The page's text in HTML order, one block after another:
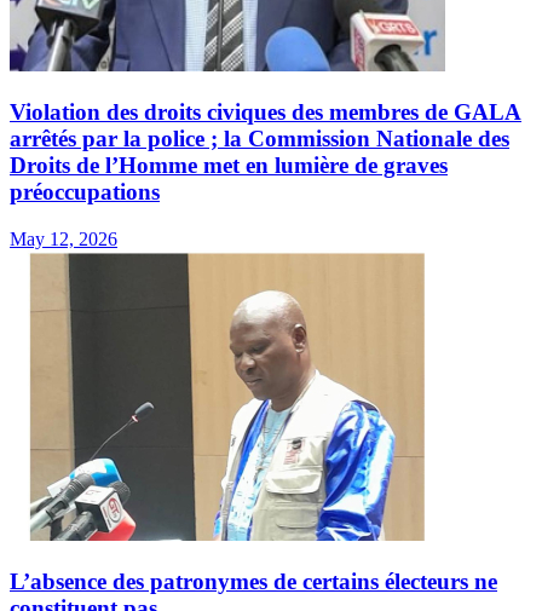
Violation des droits civiques des membres de GALA
arrêtés par la police ; la Commission Nationale des
Droits de l’Homme met en lumière de graves
préoccupations
May 12, 2026
L’absence des patronymes de certains électeurs ne